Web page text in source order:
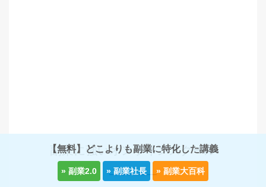
副業に強いオンラインスクール
【無料】どこよりも副業に特化した講義